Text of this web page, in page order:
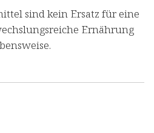
sind kein Ersatz für eine
Ernährung